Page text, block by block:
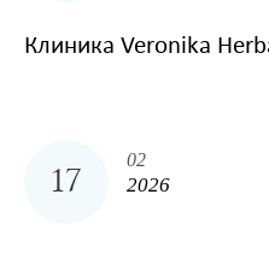
Клиника Veronika
17
02
2026